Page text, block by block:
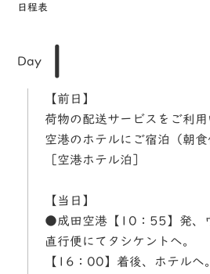
日程表
Day 1
【前日】
荷物の配送サービスをご利
空港のホテルにご宿泊（朝食
［空港ホテル泊］
【当日】
●成田空港【10：55】発、
直行便にてタシケントへ。
【16：00】着後、ホテルへ